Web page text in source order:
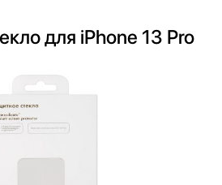
для iPhone 13 Pro